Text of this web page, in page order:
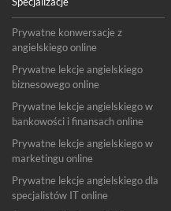
Prywatne konwersacje z
angielskiego online
Prywatne lekcje angielskiego
biznesowego online
Prywatne lekcje angielskiego w
bankowości i finansach online
Prywatne lekcje angielskiego w
marketingu online
Prywatne lekcje angielskiego dla
specjalistów IT online